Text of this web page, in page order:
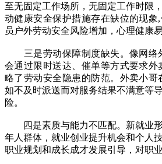
至无固定工作场所，无固定工作时限
动健康安全保护措施存在缺位的现象
员户外劳动安全风险增加，心理健康易
三是劳动保障制度缺失。像网络
会通过限时送达、催单等方式要求外
略了劳动安全隐患的防范。外卖小哥
如不及时派送而对服务结果不满意等
险。
四是素质与能力不匹配。新就业形
年人群体，就业创业提升机会和个人
职业规划和成长成才发展引导，对职